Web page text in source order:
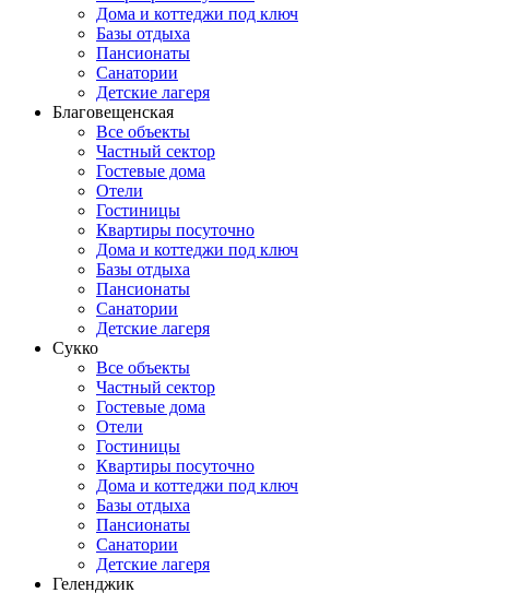
Дома и коттеджи под ключ
Базы отдыха
Пансионаты
Санатории
Детские лагеря
Благовещенская
Все объекты
Частный сектор
Гостевые дома
Отели
Гостиницы
Квартиры посуточно
Дома и коттеджи под ключ
Базы отдыха
Пансионаты
Санатории
Детские лагеря
Сукко
Все объекты
Частный сектор
Гостевые дома
Отели
Гостиницы
Квартиры посуточно
Дома и коттеджи под ключ
Базы отдыха
Пансионаты
Санатории
Детские лагеря
Геленджик